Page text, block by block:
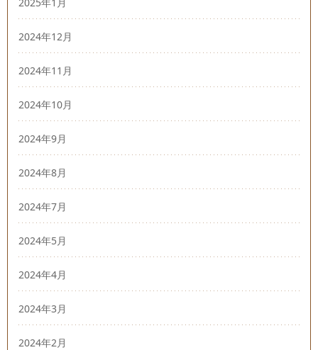
2024年12月
2024年11月
2024年10月
2024年9月
2024年8月
2024年7月
2024年5月
2024年4月
2024年3月
2024年2月